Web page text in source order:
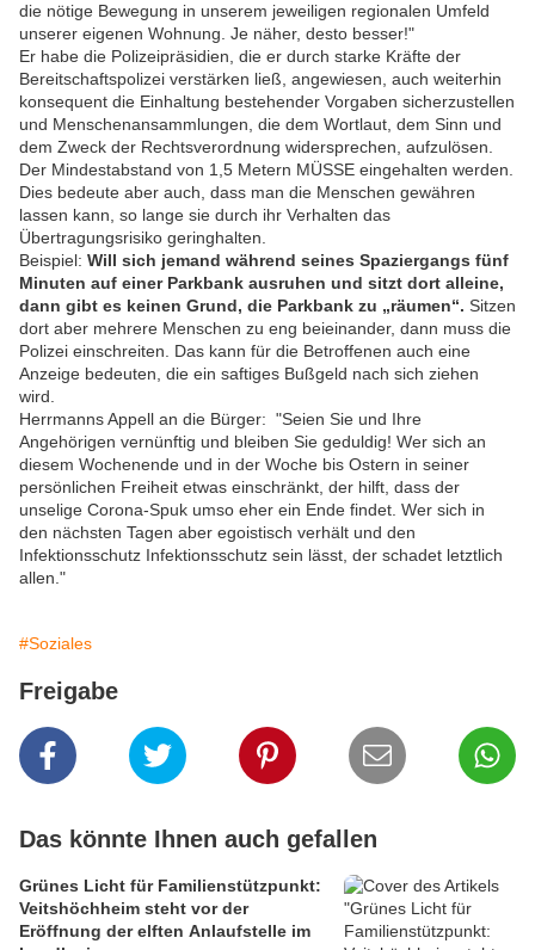
die nötige Bewegung in unserem jeweiligen regionalen Umfeld
unserer eigenen Wohnung. Je näher, desto besser!"
Er habe die Polizeipräsidien, die er durch starke Kräfte der
Bereitschaftspolizei verstärken ließ, angewiesen, auch weiterhin
konsequent die Einhaltung bestehender Vorgaben sicherzustellen
und Menschenansammlungen, die dem Wortlaut, dem Sinn und
dem Zweck der Rechtsverordnung widersprechen, aufzulösen.
Der Mindestabstand von 1,5 Metern MÜSSE eingehalten werden.
Dies bedeute aber auch, dass man die Menschen gewähren
lassen kann, so lange sie durch ihr Verhalten das
Übertragungsrisiko geringhalten.
Beispiel: Will sich jemand während seines Spaziergangs fünf
Minuten auf einer Parkbank ausruhen und sitzt dort alleine,
dann gibt es keinen Grund, die Parkbank zu „räumen“. Sitzen
dort aber mehrere Menschen zu eng beieinander, dann muss die
Polizei einschreiten. Das kann für die Betroffenen auch eine
Anzeige bedeuten, die ein saftiges Bußgeld nach sich ziehen
wird.
Herrmanns Appell an die Bürger: "Seien Sie und Ihre
Angehörigen vernünftig und bleiben Sie geduldig! Wer sich an
diesem Wochenende und in der Woche bis Ostern in seiner
persönlichen Freiheit etwas einschränkt, der hilft, dass der
unselige Corona-Spuk umso eher ein Ende findet. Wer sich in
den nächsten Tagen aber egoistisch verhält und den
Infektionsschutz Infektionsschutz sein lässt, der schadet letztlich
allen."
#Soziales
Freigabe
Das könnte Ihnen auch gefallen
Grünes Licht für Familienstützpunkt:
Veitshöchheim steht vor der
Eröffnung der elften Anlaufstelle im